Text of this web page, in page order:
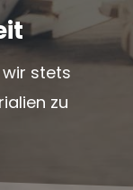
stets
zu